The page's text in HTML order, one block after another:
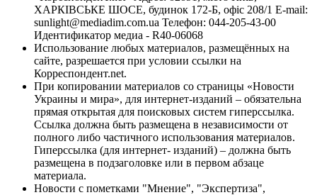
ХАРКІВСЬКЕ ШОСЕ, будинок 172-Б, офіс 208/1 E-mail:
sunlight@mediadim.com.ua Телефон: 044-205-43-00
Идентификатор медиа - R40-06068
Использование любых материалов, размещённых на
сайте, разрешается при условии ссылки на
Корреспондент.net.
При копировании материалов со страницы «Новости
Украины и мира», для интернет-изданий – обязательна
прямая открытая для поисковых систем гиперссылка.
Ссылка должна быть размещена в независимости от
полного либо частичного использования материалов.
Гиперссылка (для интернет- изданий) – должна быть
размещена в подзаголовке или в первом абзаце
материала.
Новости с пометками "Мнение", "Экспертиза",